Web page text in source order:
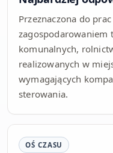
Przeznaczona do
zagospodarowaniem
komunalnych,
realizowanych w
wymagających
sterowania.
OŚ CZASU